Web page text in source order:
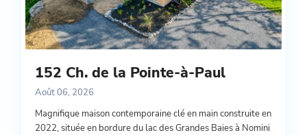
152 Ch. de la Pointe-à-Paul
Août 06, 2026
Magnifique maison contemporaine clé en main construite en
2022, située en bordure du lac des Grandes Baies à Nomini